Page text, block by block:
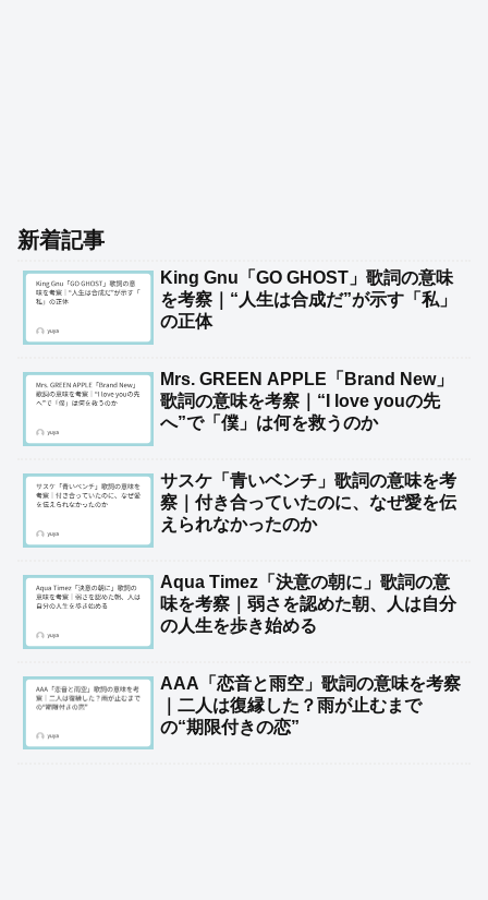
新着記事
King Gnu「GO GHOST」歌詞の意味
を考察｜“人生は合成だ”が示す「私」
の正体
Mrs. GREEN APPLE「Brand New」
歌詞の意味を考察｜“I love youの先
へ”で「僕」は何を救うのか
サスケ「青いベンチ」歌詞の意味を考
察｜付き合っていたのに、なぜ愛を伝
えられなかったのか
Aqua Timez「決意の朝に」歌詞の意
味を考察｜弱さを認めた朝、人は自分
の人生を歩き始める
AAA「恋音と雨空」歌詞の意味を考察
｜二人は復縁した？雨が止むまで
の“期限付きの恋”